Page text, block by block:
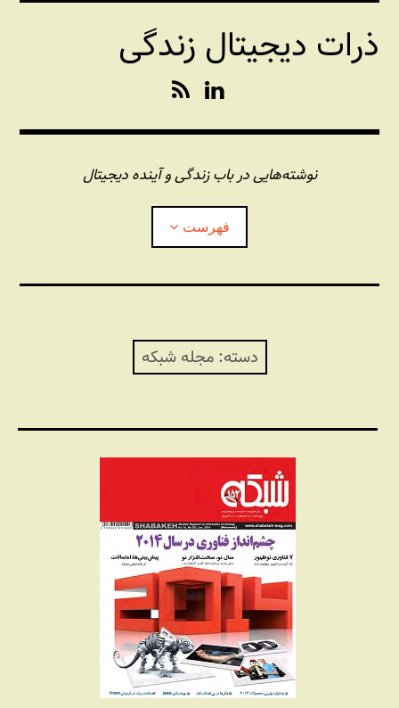
رفتن
محتواذرات دیجیتال زندگی
n
k
e
d
I
n
S
نوشته‌هایی در باب زندگی و آینده دیجیتال
فهرست
دسته:مجله شبکه